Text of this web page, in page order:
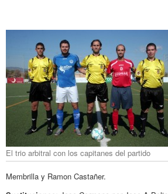
El trio arbitral con los capitanes del partido
Membrilla y Ramon Castañer.